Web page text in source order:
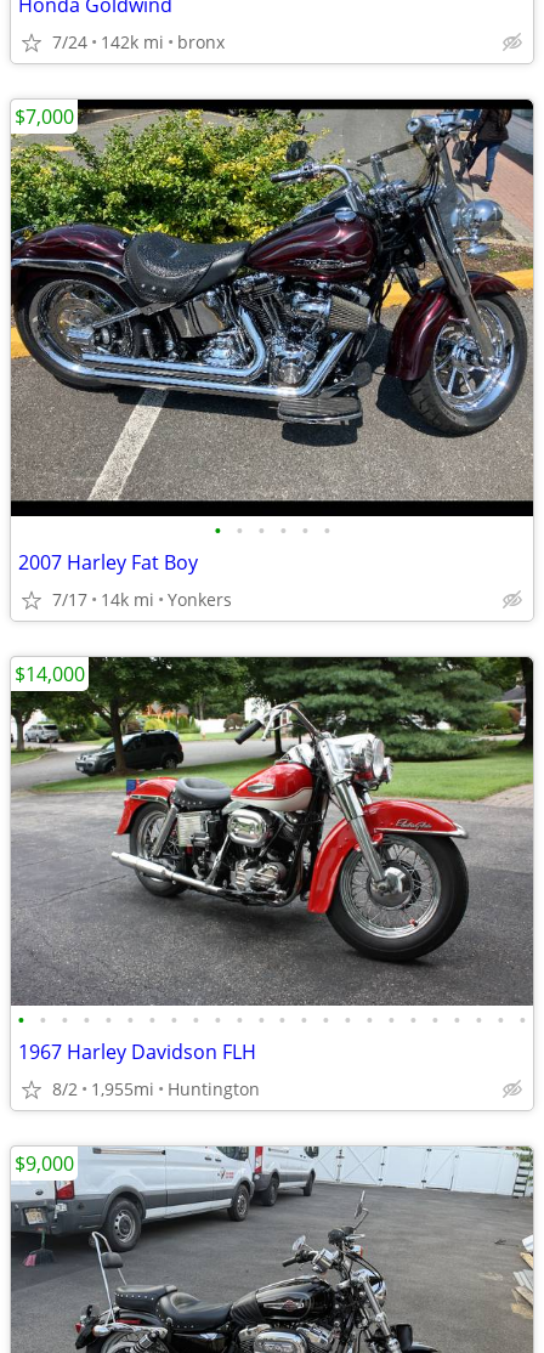
7/24 142k mi bronx
• • • • • •
2007 Harley Fat Boy
7/17 14k mi Yonkers
$7,000
• • • • • • • • • • • • • • • • • • • • • • • •
1967 Harley Davidson FLH
8/2 1,955mi Huntington
$14,000
$9,000